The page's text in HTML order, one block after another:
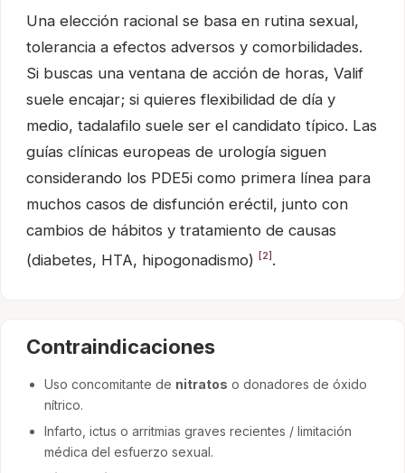
Una elección racional se basa en rutina sexual,
tolerancia a efectos adversos y comorbilidades.
Si buscas una ventana de acción de horas, Valif
suele encajar; si quieres flexibilidad de día y
medio, tadalafilo suele ser el candidato típico. Las
guías clínicas europeas de urología siguen
considerando los PDE5i como primera línea para
muchos casos de disfunción eréctil, junto con
cambios de hábitos y tratamiento de causas
(diabetes, HTA, hipogonadismo)
[2] .
Contraindicaciones
Uso concomitante de nitratos o donadores de óxido
nítrico.
Infarto, ictus o arritmias graves recientes / limitación
médica del esfuerzo sexual.